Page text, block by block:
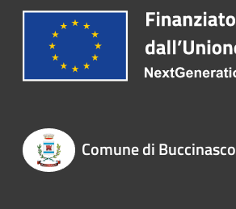
Comune di Buccinasco